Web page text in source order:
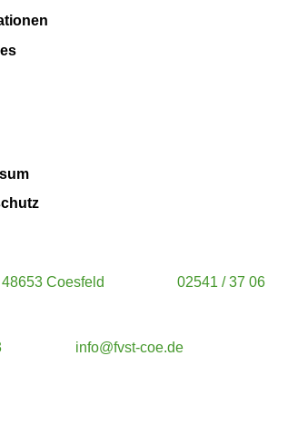
Coesfeld 02541 / 37 06
info@fvst-coe.de